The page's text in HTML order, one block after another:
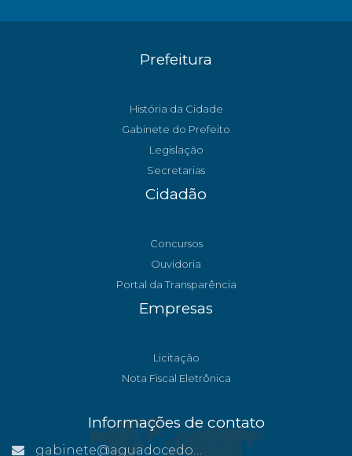
Prefeitura
História da Cidade
Gabinete do Prefeito
Legislação
Secretarias
Cidadão
Concursos
Ouvidoria
Portal da Transparência
Empresas
Licitação
Nota Fiscal Eletrônica
Informações de contato
gabinete@aguadocedonorte.es.gov.br